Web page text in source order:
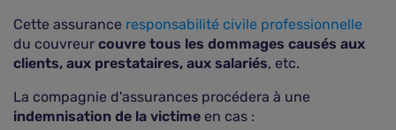
Cette assurance responsabilité civile professionnelle
du couvreur couvre tous les dommages causés aux
clients, aux prestataires, aux salariés, etc.
La compagnie d'assurances procédera à une
indemnisation de la victime en cas :